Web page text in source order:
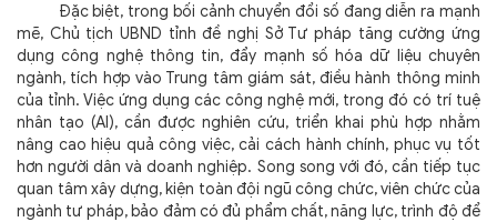
Đặc biệt, trong bối cảnh chuyển đổi số đang diễn ra mạnh
mẽ, Chủ tịch UBND tỉnh đề nghị Sở Tư pháp tăng cường ứng
dụng công nghệ thông tin, đẩy mạnh số hóa dữ liệu chuyên
ngành, tích hợp vào Trung tâm giám sát, điều hành thông minh
của tỉnh. Việc ứng dụng các công nghệ mới, trong đó có trí tuệ
nhân tạo (AI), cần được nghiên cứu, triển khai phù hợp nhằm
nâng cao hiệu quả công việc, cải cách hành chính, phục vụ tốt
hơn người dân và doanh nghiệp. Song song với đó, cần tiếp tục
quan tâm xây dựng, kiện toàn đội ngũ công chức, viên chức của
ngành tư pháp, bảo đảm có đủ phẩm chất, năng lực, trình độ để